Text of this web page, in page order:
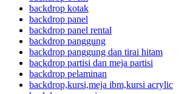
backdrop kotak
backdrop panel
backdrop panel rental
backdrop panggung
backdrop panggung dan tirai hitam
backdrop partisi dan meja partisi
backdrop pelaminan
backdrop,kursi,meja ibm,kursi acrylic